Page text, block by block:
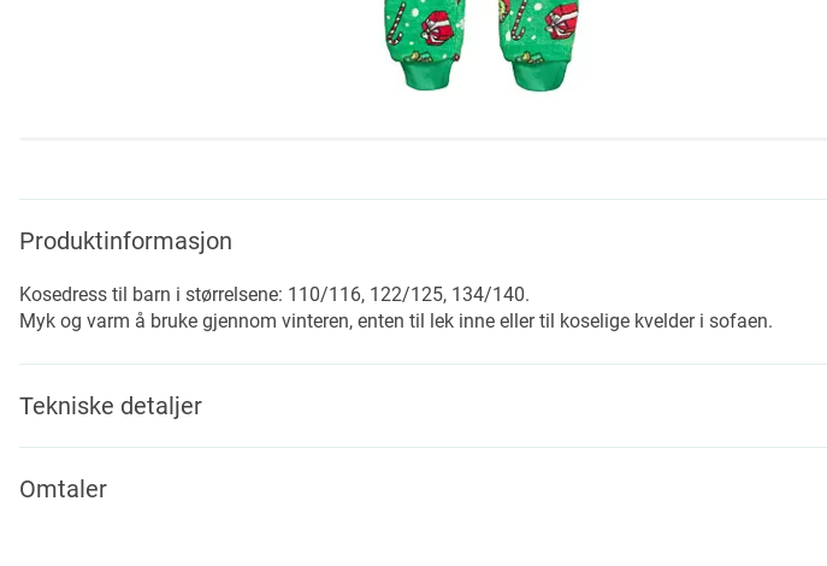
the
beginning
the
images
gallery
Produktinformasjon
Kosedress til barn i størrelsene: 110/116, 122/125, 134/140.
Myk og varm å bruke gjennom vinteren, enten til lek inne eller til koselige kvelder i sofaen.
Tekniske detaljer
Omtaler